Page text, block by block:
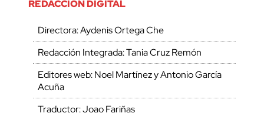
REDACCIÓN DIGITAL
Directora: Aydenis Ortega Che
Redacción Integrada: Tania Cruz Remón
Editores web: Noel Martínez y Antonio García
Acuña
Traductor: Joao Fariñas